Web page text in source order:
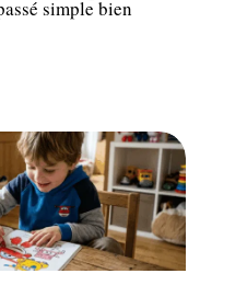
simple bien